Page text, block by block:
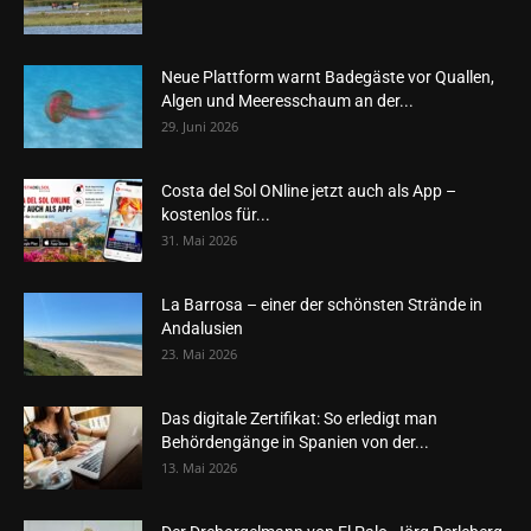
Neue Plattform warnt Badegäste vor Quallen,
Algen und Meeresschaum an der...
29. Juni 2026
Costa del Sol ONline jetzt auch als App –
kostenlos für...
31. Mai 2026
La Barrosa – einer der schönsten Strände in
Andalusien
23. Mai 2026
Das digitale Zertifikat: So erledigt man
Behördengänge in Spanien von der...
13. Mai 2026